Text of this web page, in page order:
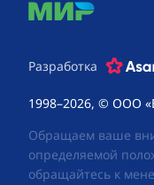
1998–2026, © ООО
Обращаем ваше
определяемой
обращайтесь к
mir
Разработка